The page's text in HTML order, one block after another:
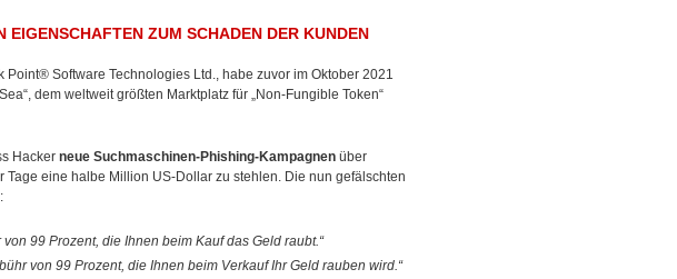
ZUM SCHADEN DER KUNDEN
Point® Software Technologies Ltd., habe zuvor im Oktober 2021
dem weltweit größten Marktplatz für „Non-Fungible Token“
Hacker neue Suchmaschinen-Phishing-Kampagnen über
Tage eine halbe Million US-Dollar zu stehlen. Die nun gefälschten
99 Prozent, die Ihnen beim Kauf das Geld raubt.“
von 99 Prozent, die Ihnen beim Verkauf Ihr Geld rauben wird.“